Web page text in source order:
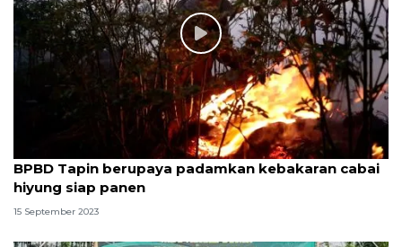
BPBD Tapin berupaya padamkan kebakaran cabai
hiyung siap panen
15 September 2023